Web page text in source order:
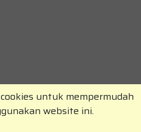
2026 All Rights
untuk mempermudah
website ini.